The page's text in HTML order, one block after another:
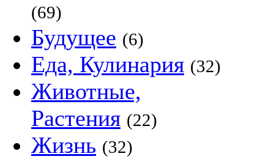
(69)
Будущее (6)
Еда, Кулинария (32)
Животные,
Растения (22)
Жизнь (32)